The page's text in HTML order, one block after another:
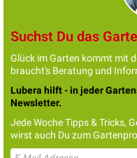
Suchst Du das
Glück im Garten kommt mit
braucht's Beratung und
Lubera hilft - in jeder
Newsletter.
Jede Woche Tipps & Tricks,
wirst auch Du zum